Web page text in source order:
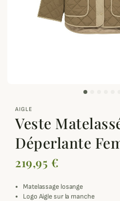
AIGLE
Veste
Déperlante
219,95 €
Matelassage losange
Logo Aigle sur la manche